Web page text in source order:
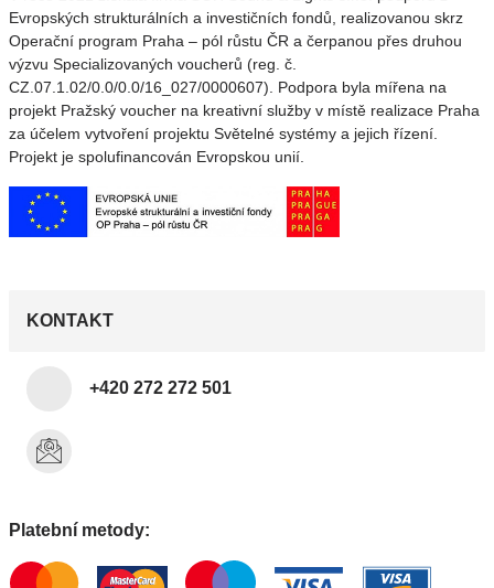
Evropských strukturálních a investičních fondů, realizovanou skrz
Operační program Praha – pól růstu ČR a čerpanou přes druhou
výzvu Specializovaných voucherů (reg. č.
CZ.07.1.02/0.0/0.0/16_027/0000607). Podpora byla mířena na
projekt Pražský voucher na kreativní služby v místě realizace Praha
za účelem vytvoření projektu Světelné systémy a jejich řízení.
Projekt je spolufinancován Evropskou unií.
KONTAKT
+420 272 272 501
Platební metody: